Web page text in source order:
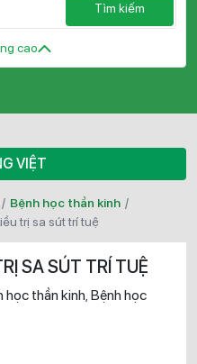
Tìm kiếm
cao
VIỆT
/ Bệnh học thần kinh /
trị sa sút trí tuệ
SA SÚT TRÍ TUỆ
học thần kinh Bệnh học